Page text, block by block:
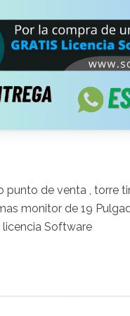
de venta , torre
monitor de 19
Software